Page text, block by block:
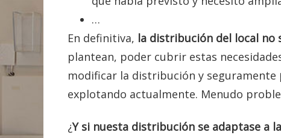
…
En definitiva, la distribución del local no
plantean, poder cubrir estas
modificar la distribución y seguramente
explotando actualmente. Menudo
¿Y si nuesta distribución se adaptase a